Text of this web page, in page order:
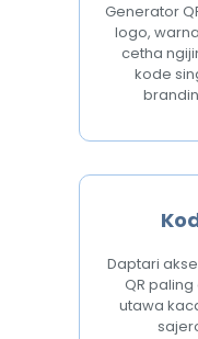
Generator
logo,
cetha
kode
Daptari
QR
utawa